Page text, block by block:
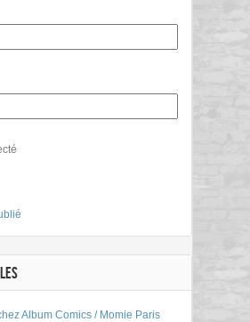
Album Comics / Momie Paris